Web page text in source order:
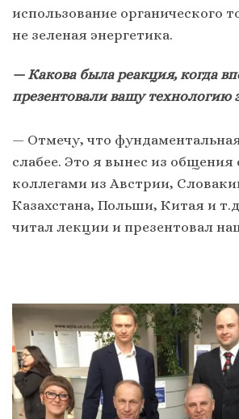
использование органического
не зеленая энергетика.
— Какова была реакция, когда
презентовали вашу технологию
— Отмечу, что
слабее. Это я вынес из
коллегами из Австрии,
Казахстана, Польши, Китая и
читал лекции и презентовал